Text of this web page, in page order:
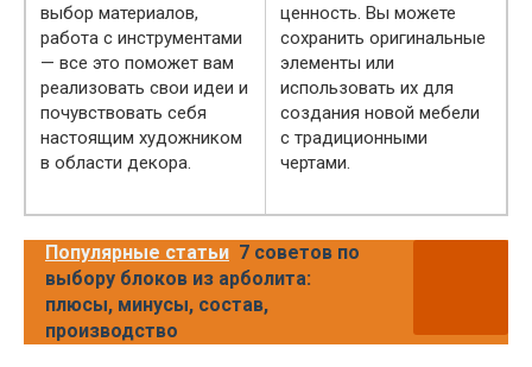
выбор материалов,
работа с инструментами
— все это поможет вам
реализовать свои идеи и
почувствовать себя
настоящим художником
в области декора.
ценность. Вы можете
сохранить оригинальные
элементы или
использовать их для
создания новой мебели
с традиционными
чертами.
Популярные статьи 7 советов по
выбору блоков из арболита:
плюсы, минусы, состав,
производство